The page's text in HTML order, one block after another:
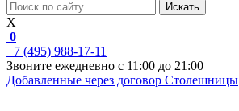
Искать
X
0
+7 (495) 988-17-11
Звоните ежедневно с 11:00 до 21:00
Добавленные через договор Столешницы